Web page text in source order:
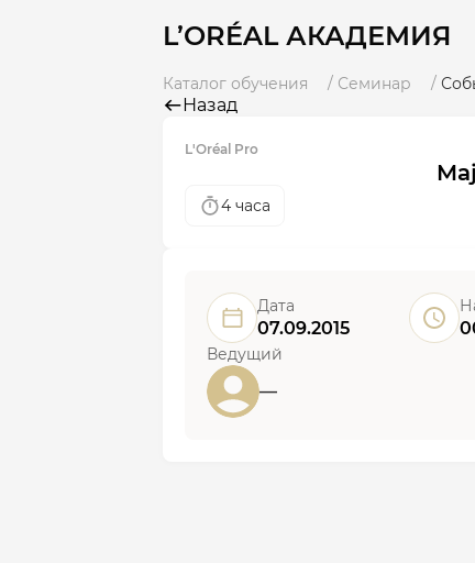
L’ORÉAL АКАДЕМИЯ
Каталог обучения Семинар
Назад
L'Oréal Pro
4 часа
Дата
07.09.2015
Ведущий
—